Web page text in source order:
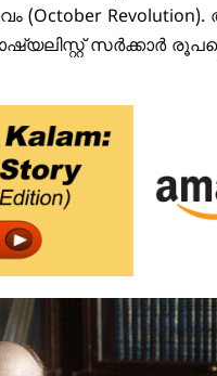
(October Revolution).
സർക്കാർ